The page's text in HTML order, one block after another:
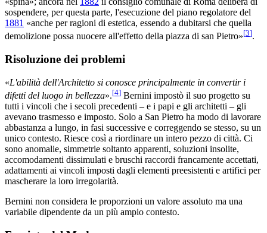
sospendere, per questa parte, l'esecuzione del piano regolatore del
1881 «anche per ragioni di estetica, essendo a dubitarsi che quella
demolizione possa nuocere all'effetto della piazza di san Pietro»[3].
Risoluzione dei problemi
«L'abilità dell'Architetto si conosce principalmente in convertir i
difetti del luogo in bellezza».[4] Bernini impostò il suo progetto su
tutti i vincoli che i secoli precedenti – e i papi e gli architetti – gli
avevano trasmesso e imposto. Solo a San Pietro ha modo di lavorare
abbastanza a lungo, in fasi successive e correggendo se stesso, su un
unico contesto. Riesce così a riordinare un intero pezzo di città. Ci
sono anomalie, simmetrie soltanto apparenti, soluzioni insolite,
accomodamenti dissimulati e bruschi raccordi francamente accettati,
adattamenti ai vincoli imposti dagli elementi preesistenti e artifici per
mascherare la loro irregolarità.
Bernini non considera le proporzioni un valore assoluto ma una
variabile dipendente da un più ampio contesto.